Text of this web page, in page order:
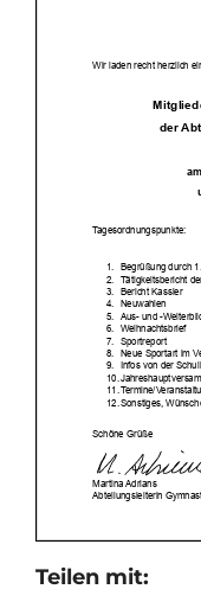
Teilen mit: